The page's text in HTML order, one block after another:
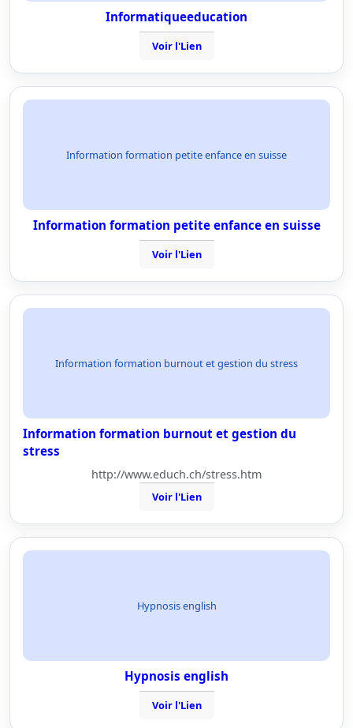
Informatiqueeducation
Voir l'Lien
Information formation petite enfance en suisse
Information formation petite enfance en suisse
Voir l'Lien
Information formation burnout et gestion du stress
Information formation burnout et gestion du
stress
http://www.educh.ch/stress.htm
Voir l'Lien
Hypnosis english
Hypnosis english
Voir l'Lien